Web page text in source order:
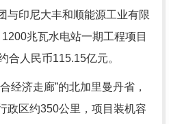
与印尼大丰和顺能源工业有限
兆瓦水电站一期工程项目
合人民币115.15亿元。
经济走廊”的北加里曼丹省，
政区约350公里，项目装机容